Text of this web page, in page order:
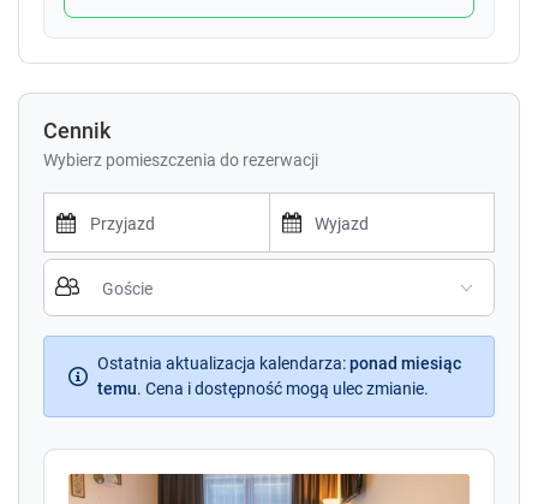
Cennik
Wybierz pomieszczenia do rezerwacji
P
r
e
s
s
t
h
o
P
e
s
s
t
h
Ostatnia aktualizacja kalendarza:ponad miesiąc
temu. Cena i dostępność mogą ulec zmianie.